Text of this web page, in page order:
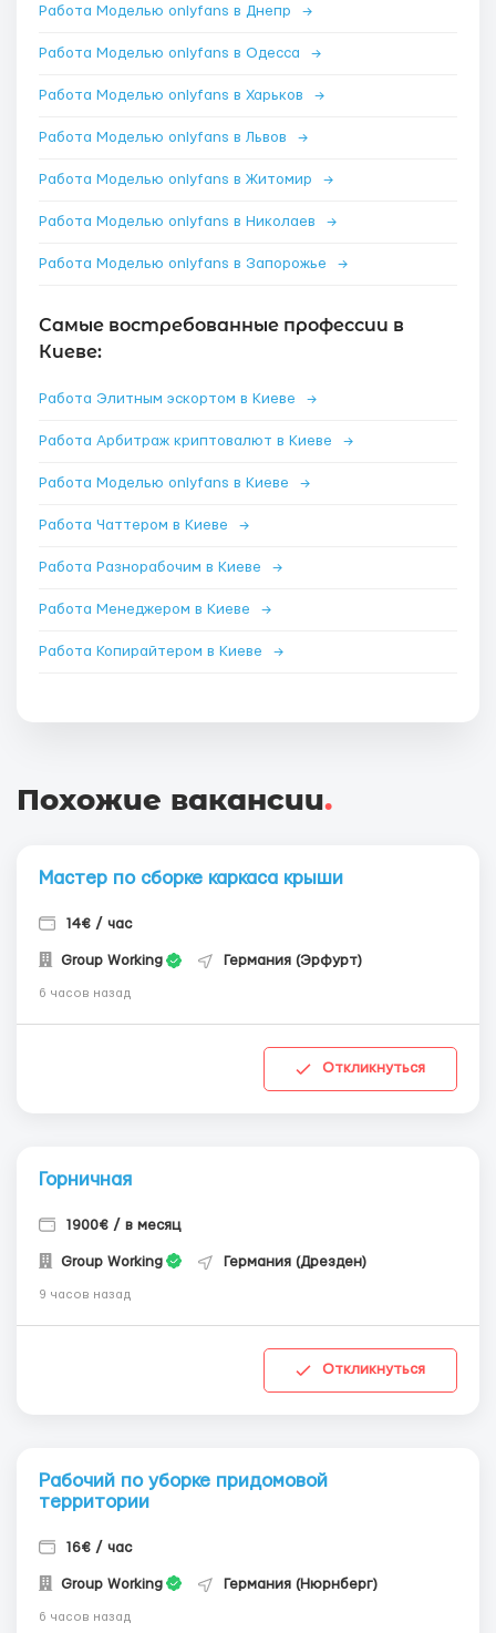
Работа Моделью onlyfans в Днепр →
Работа Моделью onlyfans в Одесса →
Работа Моделью onlyfans в Харьков →
Работа Моделью onlyfans в Львов →
Работа Моделью onlyfans в Житомир →
Работа Моделью onlyfans в Николаев →
Работа Моделью onlyfans в Запорожье →
Самые востребованные профессии в
Киеве:
Работа Элитным эскортом в Киеве →
Работа Арбитраж криптовалют в Киеве →
Работа Моделью onlyfans в Киеве →
Работа Чаттером в Киеве →
Работа Разнорабочим в Киеве →
Работа Менеджером в Киеве →
Работа Копирайтером в Киеве →
Похожие вакансии.
Мастер по сборке каркаса крыши
14€ / час
Group Working Германия (Эрфурт)
6 часов назад
Откликнуться
Горничная
1900€ / в месяц
Group Working Германия (Дрезден)
9 часов назад
Откликнуться
Рабочий по уборке придомовой
территории
16€ / час
Group Working Германия (Нюрнберг)
6 часов назад